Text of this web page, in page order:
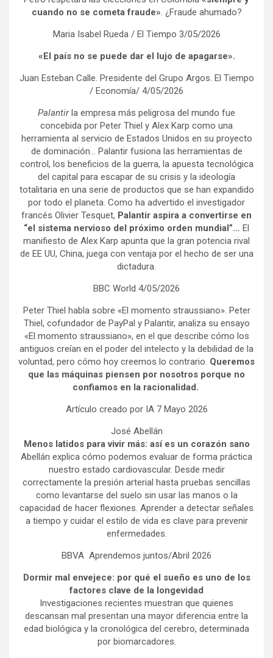
cuando no se cometa fraude». ¿Fraude ahumado?
Maria Isabel Rueda / El Tiempo 3/05/2026
«El país no se puede dar el lujo de apagarse».
Juan Esteban Calle. Presidente del Grupo Argos. El Tiempo
/ Economía/ 4/05/2026
Palantirla empresa más peligrosa del mundo fue
concebida por Peter Thiel y Alex Karp como una
herramienta al servicio de Estados Unidos en su proyecto
de dominación… Palantir fusiona las herramientas de
control, los beneficios de la guerra, la apuesta tecnológica
del capital para escapar de su crisis y la ideología
totalitaria en una serie de productos que se han expandido
por todo el planeta. Como ha advertido el investigador
francés Olivier Tesquet, Palantir aspira a convertirse en
“el sistema nervioso del próximo orden mundial”… El
manifiesto de Alex Karp apunta que la gran potencia rival
de EE UU, China, juega con ventaja por el hecho de ser una
dictadura.
BBC World 4/05/2026
Peter Thiel habla sobre «El momento straussiano». Peter
Thiel, cofundador de PayPal y Palantir, analiza su ensayo
«El momento straussiano», en el que describe cómo los
antiguos creían en el poder del intelecto y la debilidad de la
voluntad, pero cómo hoy creemos lo contrario. Queremos
que las máquinas piensen por nosotros porque no
confiamos en la racionalidad.
Artículo creado por IA 7 Mayo 2026
José Abellán
Menos latidos para vivir más: así es un corazón sano
Abellán explica cómo podemos evaluar de forma práctica
nuestro estado cardiovascular. Desde medir
correctamente la presión arterial hasta pruebas sencillas
como levantarse del suelo sin usar las manos o la
capacidad de hacer flexiones. Aprender a detectar señales
a tiempo y cuidar el estilo de vida es clave para prevenir
enfermedades.
BBVA Aprendemos juntos/Abril 2026
Dormir mal envejece: por qué el sueño es uno de los
factores clave de la longevidad
Investigaciones recientes muestran que quienes
descansan mal presentan una mayor diferencia entre la
edad biológica y la cronológica del cerebro, determinada
por biomarcadores.